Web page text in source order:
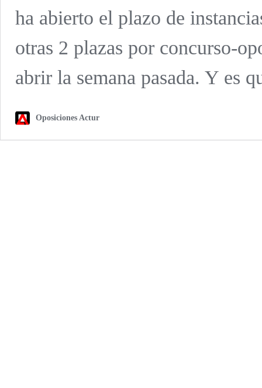
ha abierto el plazo de
otras 2 plazas por concurso-
abrir la semana pasada. Y es
Oposiciones Actur